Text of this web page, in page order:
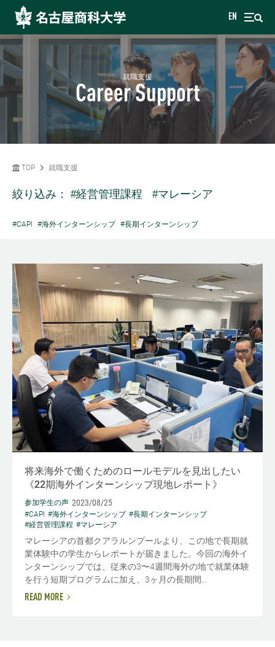
EN
就職支援
Career Support
TOP 就職支援
絞り込み： #経営管理課程 #マレーシア
#CAPI #海外インターンシップ #長期インターンシップ
将来海外で働くためのロールモデルを見出したい
《22期海外インターンシップ現地レポート》
参加学生の声 2023/08/25
#CAPI #海外インターンシップ #長期インターンシップ
#経営管理課程 #マレーシア
マレーシアの首都クアラルンプールより、この地で長期就
業体験中の学生からレポートが届きました。今回の海外イ
ンターンシップでは、従来の3〜4週間海外の地で就業体験
を行う短期プログラムに加え、3ヶ月の長期間...
READ MORE